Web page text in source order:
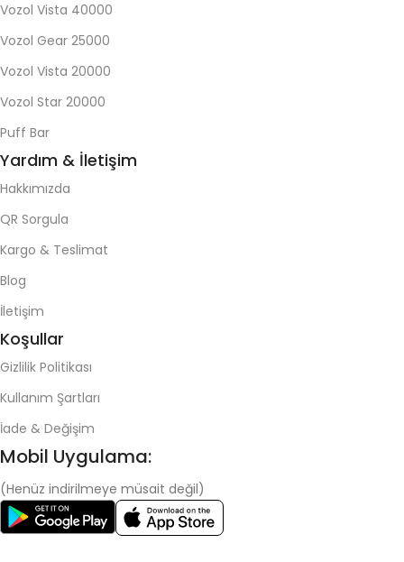
Vozol Vista 40000
Vozol Gear 25000
Vozol Vista 20000
Vozol Star 20000
Puff Bar
Yardım & İletişim
Hakkımızda
QR Sorgula
Kargo & Teslimat
Blog
İletişim
Koşullar
Gizlilik Politikası
Kullanım Şartları
İade & Değişim
Mobil Uygulama:
(Henüz indirilmeye müsait değil)